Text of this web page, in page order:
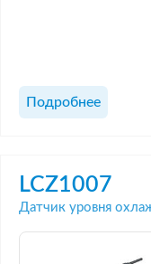
Подробнее
LCZ1007
Датчик уровня